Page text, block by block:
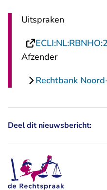
Uitspraken
Afzender
Rechtbank
Deel dit nieuwsbericht: